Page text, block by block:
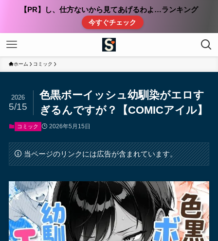
【PR】し、仕方ないから見てあげるわよ…ランキング
今すぐチェック
ホーム コミック
色黒ボーイッシュ幼馴染がエロす
ぎるんですが？【COMICアイル】
2026
5/15
コミック 2026年5月15日
当ページのリンクには広告が含まれています。